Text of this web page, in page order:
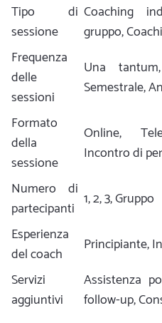
Tipo di
sessione
Coaching
gruppo,
Frequenza
delle
sessioni
Una
Semestrale,
Formato
della
sessione
Online,
Incontro di
Numero di
partecipanti 1, 2, 3, Gruppo
Esperienza
del coach
Principiante,
Servizi
aggiuntivi
Assistenza
follow-up,